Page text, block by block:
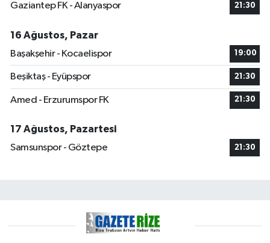
Gaziantep FK - Alanyaspor 21:30
16 Ağustos, Pazar
Başakşehir - Kocaelispor
19:00
Beşiktaş - Eyüpspor 21:30
Amed - Erzurumspor FK 21:30
17 Ağustos, Pazartesi
Samsunspor - Göztepe
21:30